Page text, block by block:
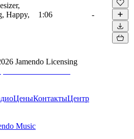
Happy,
1:06 -
Jamendo Licensing
ЦеныКонтактыЦентр
Music